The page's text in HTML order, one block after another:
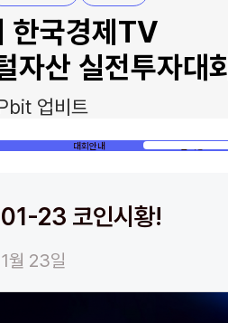
한국경제TV
자산 실전투자대회
업비트
대회안내
23 코인시황!
월 23일